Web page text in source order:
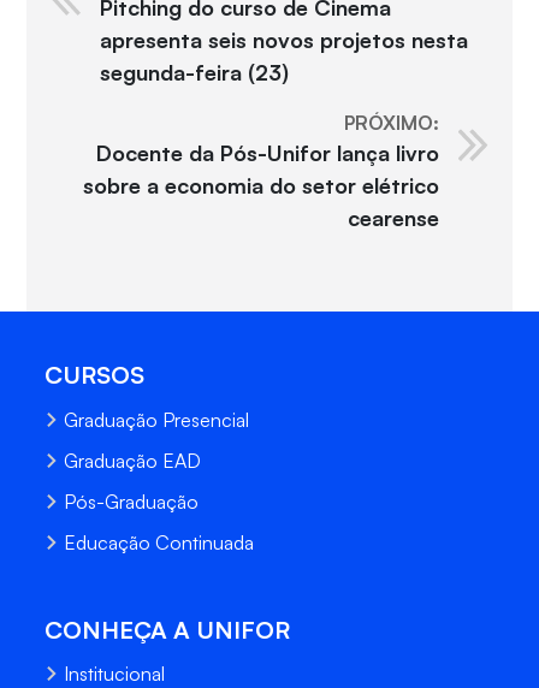
Pitching do curso de Cinema
apresenta seis novos projetos nesta
segunda-feira (23)
PRÓXIMO:
Docente da Pós-Unifor lança livro
sobre a economia do setor elétrico
cearense
CURSOS
Graduação Presencial
Graduação EAD
Pós-Graduação
Educação Continuada
CONHEÇA A UNIFOR
Institucional